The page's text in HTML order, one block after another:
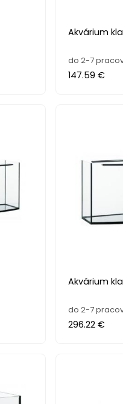
Akvárium
do 2-7
147.59 €
Akvárium
do 2-7
296.22 €